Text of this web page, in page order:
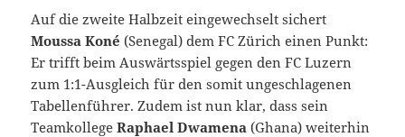
Auf die zweite Halbzeit eingewechselt sichert
Moussa Koné (Senegal) dem FC Zürich einen Punkt:
Er trifft beim Auswärtsspiel gegen den FC Luzern
zum 1:1-Ausgleich für den somit ungeschlagenen
Tabellenführer. Zudem ist nun klar, dass sein
TeamkollegeRaphael Dwamena (Ghana) weiterhin